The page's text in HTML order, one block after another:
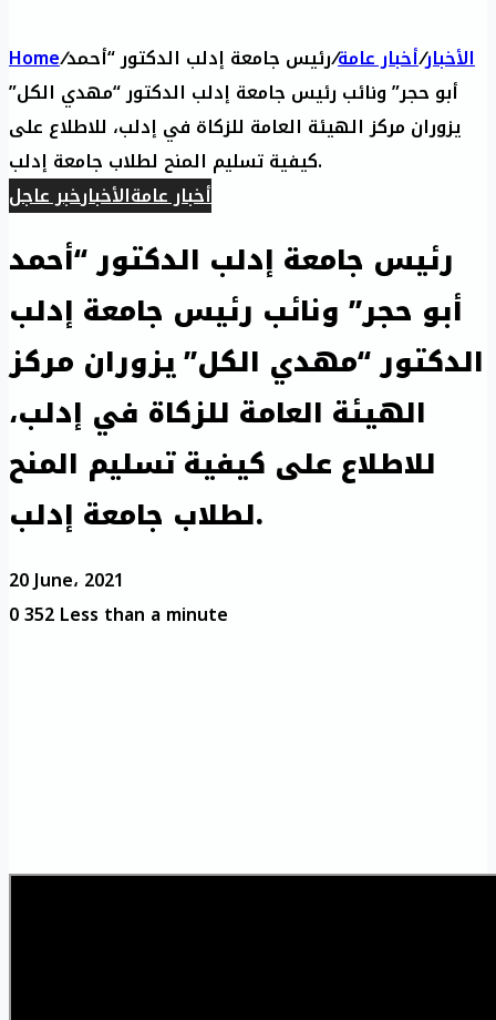
Home/ الأخبار/أخبار عامة/رئيس جامعة إدلب الدكتور “أحمد
أبو حجر” ونائب رئيس جامعة إدلب الدكتور “مهدي الكل”
يزوران مركز الهيئة العامة للزكاة في إدلب، للاطلاع على
كيفية تسليم المنح لطلاب جامعة إدلب.
أخبار عامةالأخبارخبر عاجل
رئيس جامعة إدلب الدكتور “أحمد
أبو حجر” ونائب رئيس جامعة إدلب
الدكتور “مهدي الكل” يزوران مركز
الهيئة العامة للزكاة في إدلب،
للاطلاع على كيفية تسليم المنح
لطلاب جامعة إدلب.
20 June، 2021
0352Less than a minute